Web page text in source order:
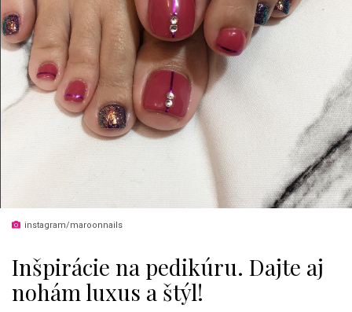
instagram/maroonnails
Inšpirácie na pedikúru. Dajte aj
nohám luxus a štýl!